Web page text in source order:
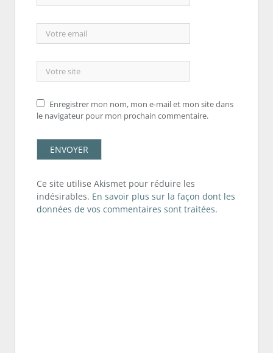
Enregistrer mon nom, mon e-mail et mon site dans
le navigateur pour mon prochain commentaire.
Ce site utilise Akismet pour réduire les
indésirables. En savoir plus sur la façon dont les
données de vos commentaires sont traitées.